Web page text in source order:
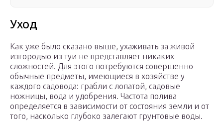
Уход
Как уже было сказано выше, ухаживать за живой
изгородью из туи не представляет никаких
сложностей. Для этого потребуются совершенно
обычные предметы, имеющиеся в хозяйстве у
каждого садовода: грабли с лопатой, садовые
ножницы, вода и удобрения. Частота полива
определяется в зависимости от состояния земли и от
того, насколько глубоко залегают грунтовые воды.